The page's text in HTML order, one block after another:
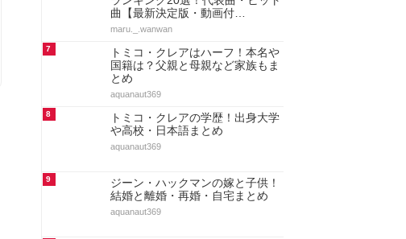
曲【最新決定版・動画付…
maru._.wanwan
7
トミコ・クレアはハーフ！本名や
国籍は？父親と母親など家族もま
とめ
aquanaut369
8
トミコ・クレアの学歴！出身大学
や高校・日本語まとめ
aquanaut369
9
ジーン・ハックマンの嫁と子供！
結婚と離婚・再婚・自宅まとめ
aquanaut369